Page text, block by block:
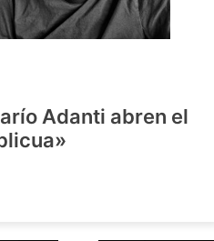
Adanti abren el